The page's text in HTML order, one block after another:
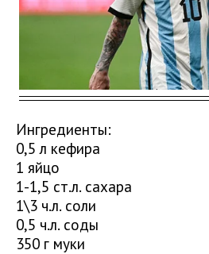
Ингредиенты:
0,5 л кефира
1 яйцо
1-1,5 ст.л. сахара
1\3 ч.л. соли
0,5 ч.л. соды
350 г муки